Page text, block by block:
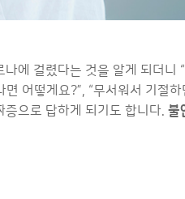
에 걸렸다는 것을 알게 되더니
어떻게요?”, “무서워서 기절
으로 답하게 되기도 합니다. 불